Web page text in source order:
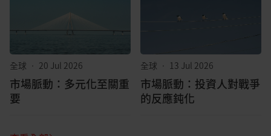
全球 • 20 Jul 2026
市場脈動：多元化至關重
要
全球 • 13 Jul 2026
市場脈動：投資人對戰爭
的反應鈍化